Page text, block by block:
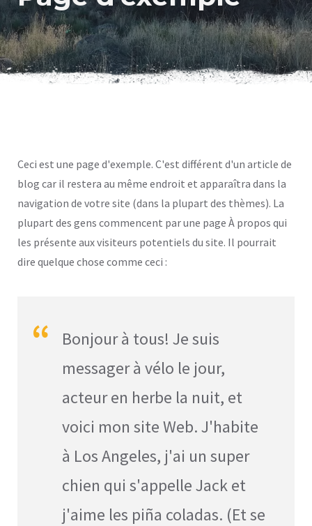
Ceci est une page d'exemple. C'est différent d'un article de
blog car il restera au même endroit et apparaîtra dans la
navigation de votre site (dans la plupart des thèmes). La
plupart des gens commencent par une page À propos qui
les présente aux visiteurs potentiels du site. Il pourrait
dire quelque chose comme ceci :
Bonjour à tous! Je suis
messager à vélo le jour,
acteur en herbe la nuit, et
voici mon site Web. J'habite
à Los Angeles, j'ai un super
chien qui s'appelle Jack et
j'aime les piña coladas. (Et se